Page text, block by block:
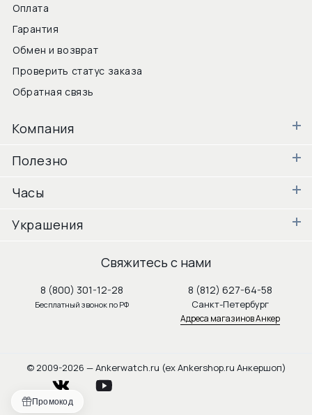
Промокод
Оплата
Гарантия
Обмен и возврат
Проверить статус заказа
Обратная связь
Компания
Полезно
Часы
Украшения
Свяжитесь с нами
8 (800) 301-12-28
Бесплатный звонок по РФ
8 (812) 627-64-58
Санкт-Петербург
Адреса магазинов Анкер
© 2009-2026 — Ankerwatch.ru (ex Ankershop.ru Анкершоп)
vkontakte youtube